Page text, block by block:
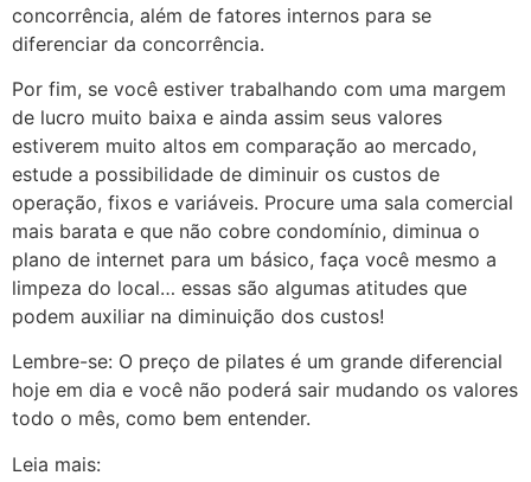
concorrência, além de fatores internos para se
diferenciar da concorrência.
Por fim, se você estiver trabalhando com uma margem
de lucro muito baixa e ainda assim seus valores
estiverem muito altos em comparação ao mercado,
estude a possibilidade de diminuir os custos de
operação, fixos e variáveis. Procure uma sala comercial
mais barata e que não cobre condomínio, diminua o
plano de internet para um básico, faça você mesmo a
limpeza do local… essas são algumas atitudes que
podem auxiliar na diminuição dos custos!
Lembre-se: O preço de pilates é um grande diferencial
hoje em dia e você não poderá sair mudando os valores
todo o mês, como bem entender.
Leia mais: